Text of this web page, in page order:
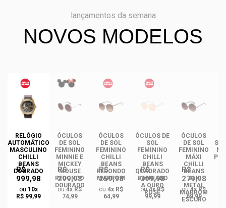
lançamentos da semana
NOVOS MODELOS
RELÓGIO
AUTOMÁTICO
MASCULINO
CHILLI
BEANS
DOURADO
R$
999,98
ou 10x
R$ 99,99
ÓCULOS
DE SOL
FEMININO
MINNIE E
MICKEY
MOUSE
REDONDO
DOURADO
R$
299,98
ou4x R$
74,99
ÓCULOS
DE SOL
FEMININO
CHILLI
BEANS
REDONDO
MARROM
R$
259,98
ou 4x R$
64,99
ÓCULOS DE
SOL
FEMININO
CHILLI
BEANS
QUADRADO
BANHADO
A OURO
ROSÉ
R$
399,98
ou4x R$
99,99
ÓCULOS
DE SOL
FEMININO
MÁXI
CHILLI
BEANS
BLK
METAL
MARROM
ESCURO
R$
279,98
ou4x R$
69,99